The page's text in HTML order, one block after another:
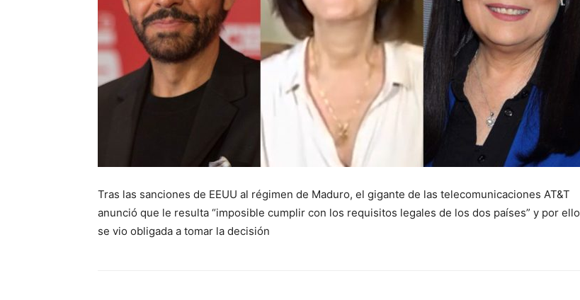
Tras las sanciones de EEUU al régimen de Maduro, el gigante de las telecomunicaciones AT&T
anunció que le resulta “imposible cumplir con los requisitos legales de los dos países” y por ello
se vio obligada a tomar la decisión